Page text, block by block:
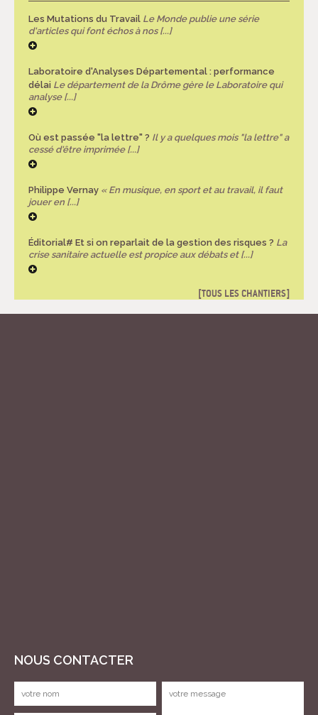
Les Mutations du Travail Le Monde publie une série
d'articles qui font échos à nos [...]
Laboratoire d'Analyses Départemental : performance
délai Le département de la Drôme gère le Laboratoire qui
analyse [...]
Où est passée "la lettre" ? Il y a quelques mois "la lettre" a
cessé d'être imprimée [...]
Philippe Vernay « En musique, en sport et au travail, il faut
jouer en [...]
Éditorial# Et si on reparlait de la gestion des risques ? La
crise sanitaire actuelle est propice aux débats et [...]
TOUS LES CHANTIERS
NOUS CONTACTER